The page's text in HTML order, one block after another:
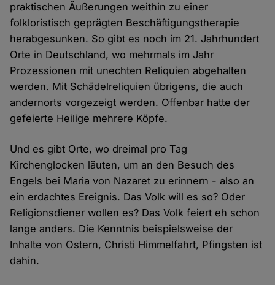
praktischen Äußerungen weithin zu einer
folkloristisch geprägten Beschäftigungstherapie
herabgesunken. So gibt es noch im 21. Jahrhundert
Orte in Deutschland, wo mehrmals im Jahr
Prozessionen mit unechten Reliquien abgehalten
werden. Mit Schädelreliquien übrigens, die auch
andernorts vorgezeigt werden. Offenbar hatte der
gefeierte Heilige mehrere Köpfe.
Und es gibt Orte, wo dreimal pro Tag
Kirchenglocken läuten, um an den Besuch des
Engels bei Maria von Nazaret zu erinnern - also an
ein erdachtes Ereignis. Das Volk will es so? Oder
Religionsdiener wollen es? Das Volk feiert eh schon
lange anders. Die Kenntnis beispielsweise der
Inhalte von Ostern, Christi Himmelfahrt, Pfingsten ist
dahin.